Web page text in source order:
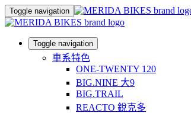
Toggle navigation
Toggle navigation
車系特色
ONE-TWENTY 120
BIG.NINE 大9
BIG.TRAIL
REACTO 銳克多